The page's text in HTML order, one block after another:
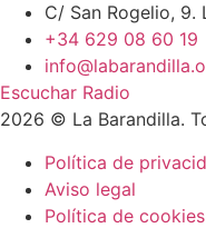
C/ San Rogelio, 9.
+34 629 08 60 19
Escuchar Radio
2026 © La Barandilla.
Política de
Aviso legal
Política de cookies